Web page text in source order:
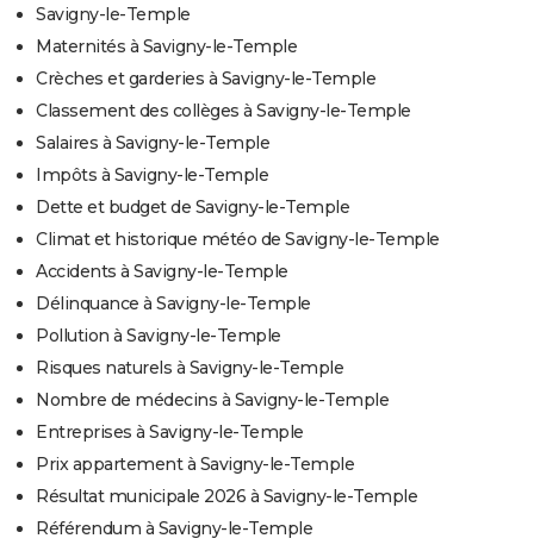
Savigny-le-Temple
Maternités à Savigny-le-Temple
Crèches et garderies à Savigny-le-Temple
Classement des collèges à Savigny-le-Temple
Salaires à Savigny-le-Temple
Impôts à Savigny-le-Temple
Dette et budget de Savigny-le-Temple
Climat et historique météo de Savigny-le-Temple
Accidents à Savigny-le-Temple
Délinquance à Savigny-le-Temple
Pollution à Savigny-le-Temple
Risques naturels à Savigny-le-Temple
Nombre de médecins à Savigny-le-Temple
Entreprises à Savigny-le-Temple
Prix appartement à Savigny-le-Temple
Résultat municipale 2026 à Savigny-le-Temple
Référendum à Savigny-le-Temple